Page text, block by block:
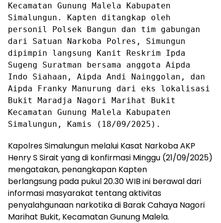
Kecamatan Gunung Malela Kabupaten
Simalungun. Kapten ditangkap oleh
personil Polsek Bangun dan tim gabungan
dari Satuan Narkoba Polres, Simungun
dipimpin langsung Kanit Reskrim Ipda
Sugeng Suratman bersama anggota Aipda
Indo Siahaan, Aipda Andi Nainggolan, dan
Aipda Franky Manurung dari eks lokalisasi
Bukit Maradja Nagori Marihat Bukit
Kecamatan Gunung Malela Kabupaten
Simalungun, Kamis (18/09/2025).
Kapolres Simalungun melalui Kasat Narkoba AKP
Henry S Sirait yang di konfirmasi Minggu (21/09/2025)
mengatakan, penangkapan Kapten
berlangsung pada pukul 20.30 WIB ini berawal dari
informasi masyarakat tentang aktivitas
penyalahgunaan narkotika di Barak Cahaya Nagori
Marihat Bukit, Kecamatan Gunung Malela.